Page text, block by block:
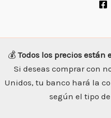
💰 Todos los precios están
Si deseas comprar con
Unidos, tu banco hará la
según el tipo